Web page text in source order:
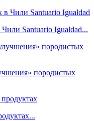
Santuario Igualdad...
породистых